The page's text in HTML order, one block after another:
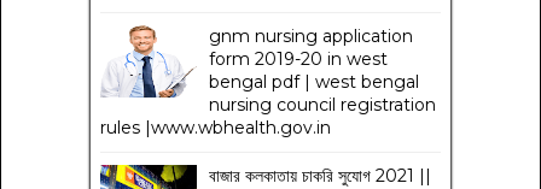
gnm nursing application
form 2019-20 in west
bengal pdf | west bengal
nursing council registration
rules |www.wbhealth.gov.in
বাজার কলকাতায় চাকরি সুযোগ 2021 ||